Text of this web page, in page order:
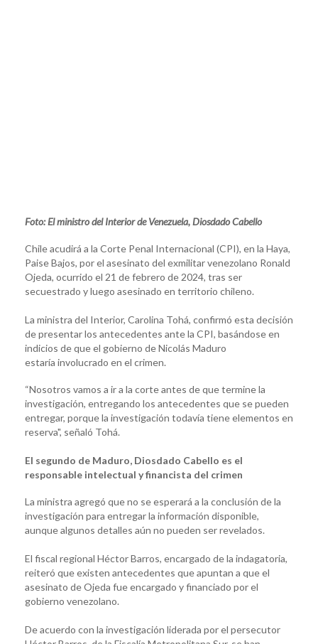
Foto: El ministro del Interior de Venezuela, Diosdado Cabello
Chile acudirá a la Corte Penal Internacional (CPI), en la Haya,
Paise Bajos, por el asesinato del exmilitar venezolano Ronald
Ojeda, ocurrido el 21 de febrero de 2024, tras ser
secuestrado y luego asesinado en territorio chileno.
La ministra del Interior, Carolina Tohá, confirmó esta decisión
de presentar los antecedentes ante la CPI, basándose en
indicios de que el gobierno de Nicolás Maduro
estaría involucrado en el crimen.
“Nosotros vamos a ir a la corte antes de que termine la
investigación, entregando los antecedentes que se pueden
entregar, porque la investigación todavía tiene elementos en
reserva", señaló Tohá.
El segundo de Maduro, Diosdado Cabello es el
responsable intelectual y financista del crimen
La ministra agregó que no se esperará a la conclusión de la
investigación para entregar la información disponible,
aunque algunos detalles aún no pueden ser revelados.
El fiscal regional Héctor Barros, encargado de la indagatoria,
reiteró que existen antecedentes que apuntan a que el
asesinato de Ojeda fue encargado y financiado por el
gobierno venezolano.
De acuerdo con la investigación liderada por el persecutor